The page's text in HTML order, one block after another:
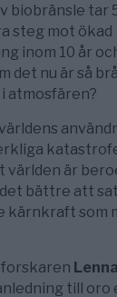
biobränsle tar
steg mot ökad
inom 10 år
det nu är så
atmosfären?
världen är
bättre att
kärnkraft som
till oro